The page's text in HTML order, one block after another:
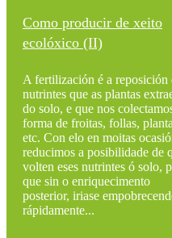
Como producir de xeito
ecolóxico (II)
A fertilización é a reposición
nutrintes que as plantas
do solo, e que nos
forma de froitas, follas,
etc. Con elo en moitas
reducimos a posibilidade de
volten eses nutrintes ó solo,
que sin o enriquecimento
posterior, iriase
rápidamente...